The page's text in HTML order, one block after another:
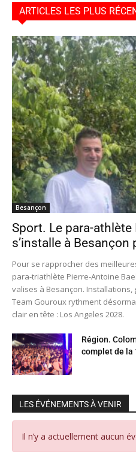
ARTICLES LES PLUS
Besançon
Sport. Le para-
s’installe à Besançon
Pour se rapprocher des
para-triathlète Pierre-Antoine
valises à Besançon.
Team Gouroux rythment
clair en tête : Los Angeles 2028.
Région.
complet de la
LES ÉVÉNEMENTS À VENIR
Il n’y a actuellement aucun